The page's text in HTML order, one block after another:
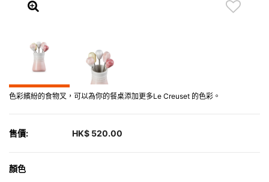
色彩繽紛的食物叉，可以為你的餐桌添加更多Le Creuset 的色彩。
售價: HK$ 520.00
顏色